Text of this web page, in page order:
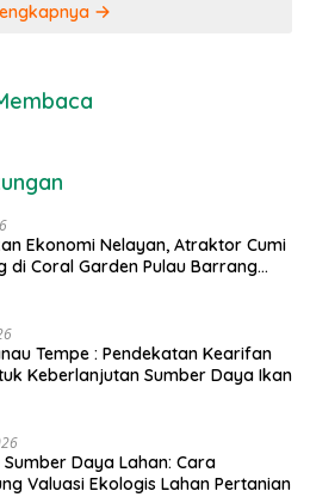
Ekonomi Nelayan, Atraktor Cumi
di Coral Garden Pulau Barrang
Tempe : Pendekatan Kearifan
Keberlanjutan Sumber Daya Ikan
Daya Lahan: Cara
Valuasi Ekologis Lahan Pertanian